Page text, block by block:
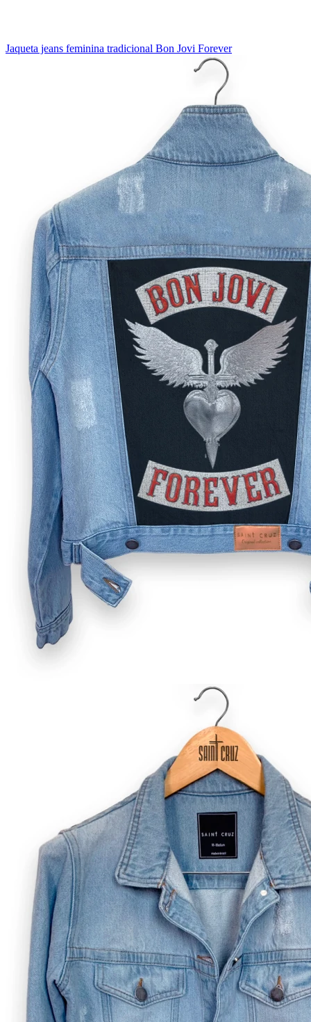
Jaqueta jeans feminina tradicional Bon Jovi Forever